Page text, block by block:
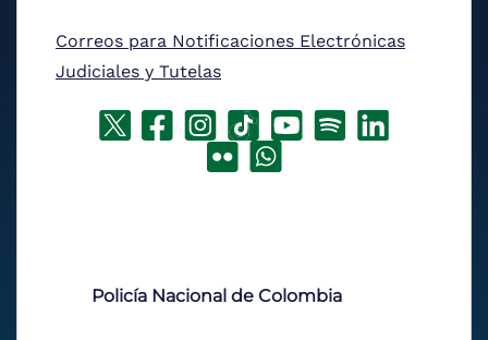
Correos para Notificaciones Electrónicas
Judiciales y Tutelas
Policía Nacional de Colombia